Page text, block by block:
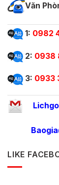
Văn
1: 0982
2: 0938
3: 0933
LIKE